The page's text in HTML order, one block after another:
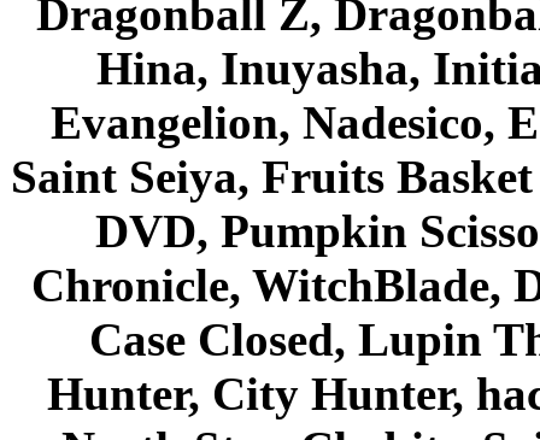
Dragonball Z,
Hina, Inuyasha,
Evangelion, Nadesico,
Saint Seiya, Fruits
DVD, Pumpkin
Chronicle, WitchBlade,
Case Closed, Lupin
Hunter, City Hunter,